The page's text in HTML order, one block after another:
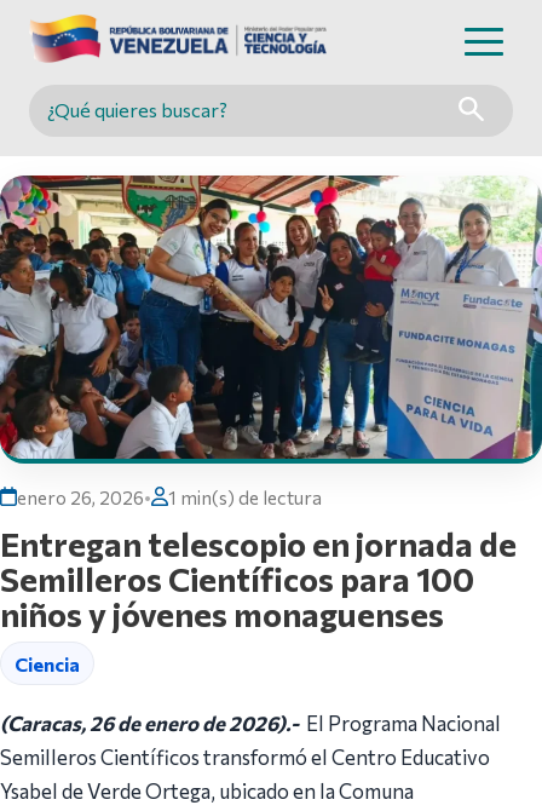
Buscar en MINCYT
enero 26, 2026• 1 min(s) de lectura
Entregan telescopio en jornada de
Semilleros Científicos para 100
niños y jóvenes monaguenses
Ciencia
(Caracas, 26 de enero de 2026).-El Programa Nacional
Semilleros Científicos transformó el Centro Educativo
Ysabel de Verde Ortega, ubicado en la Comuna